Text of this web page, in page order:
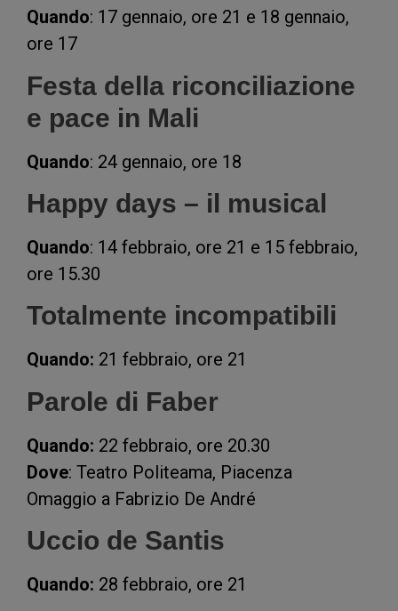
Quando: 17 gennaio, ore 21 e 18 gennaio,
ore 17
Festa della riconciliazione
e pace in Mali
Quando: 24 gennaio, ore 18
Happy days – il musical
Quando: 14 febbraio, ore 21 e 15 febbraio,
ore 15.30
Totalmente incompatibili
Quando: 21 febbraio, ore 21
Parole di Faber
Quando: 22 febbraio, ore 20.30
Dove: Teatro Politeama, Piacenza
Omaggio a Fabrizio De André
Uccio de Santis
Quando: 28 febbraio, ore 21